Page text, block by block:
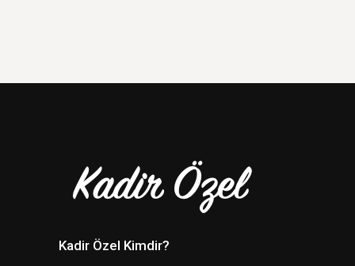
Kadir Özel Kimdir?